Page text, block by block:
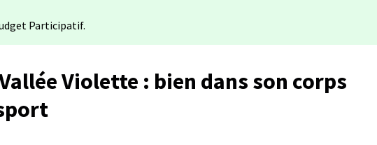
Participatif.
Violette : bien dans son corps